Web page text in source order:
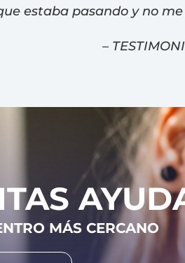
estaba pasando y no
–
MÁS CERCANO